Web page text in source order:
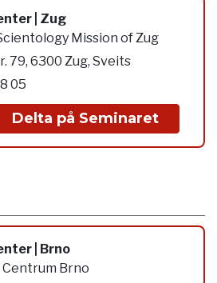
| Zug
Mission of Zug
79, 6300 Zug, Sveits
05
Delta på Seminaret
| Brno
Brno